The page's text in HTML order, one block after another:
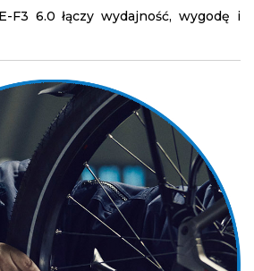
F3 6.0 łączy wydajność, wygodę i